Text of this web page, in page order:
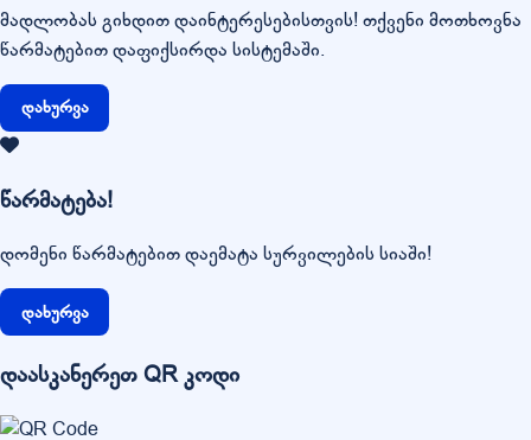
მადლობას გიხდით დაინტერესებისთვის! თქვენი მოთხოვნა
წარმატებით დაფიქსირდა სისტემაში.
დახურვა
წარმატება!
დომენი წარმატებით დაემატა სურვილების სიაში!
დახურვა
დაასკანერეთ QR კოდი